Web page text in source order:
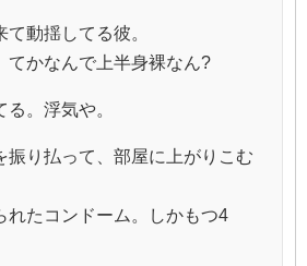
動揺してる彼。
てかなんで上半身裸なん?
。浮気や。
振り払って、部屋に上がりこむ
れたコンドーム。しかもつ4